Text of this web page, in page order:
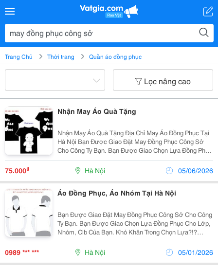
Trang Chủ Thời trang Quần áo đồng phục
Lọc nâng cao
Nhận May Áo Quà Tặng
Nhận May Áo Quà Tặng Địa Chỉ May Áo Đồng Phục Tại
Hà Nội Bạn Được Giao Đặt May Đồng Phục Công Sở
Cho Công Ty Bạn. Bạn Được Giao Chọn Lựa Đồng Phục
Cho Lớp, Nhóm, Clb Của Bạn. Khó Khăn Trong Chọn
Lựa?!? &Ndash; Và Đây Chính Là Giải Pháp Của B
75.000₫ Hà Nội 05/06/2026
Áo Đồng Phục, Áo Nhóm Tại Hà Nội
Bạn Được Giao Đặt May Đồng Phục Công Sở Cho Công
Ty Bạn. Bạn Được Giao Chọn Lựa Đồng Phục Cho Lớp,
Nhóm, Clb Của Bạn. Khó Khăn Trong Chọn Lựa?!?
&Ndash; Và Đây Chính Là Giải Pháp Của Bạn: Công Ty
Tnhh Kiên Cường Chuyên Thiết Kế, Cung Cấp Đồng
Phục, T
0989 *** *** Hà Nội 05/01/2026